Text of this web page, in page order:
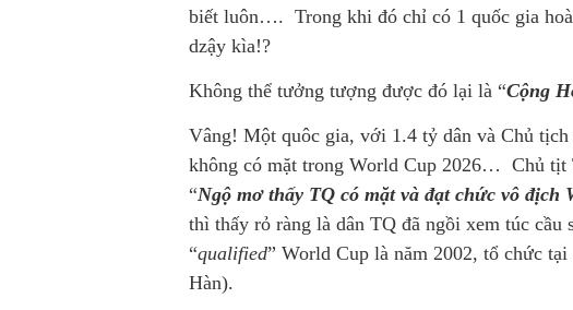
biết luôn…. Trong khi đó chỉ có 1 quốc gia
dzậy kìa!?
Không thể tưởng tượng được đó lại là “Cộng
Vâng! Một quôc gia, với 1.4 tỷ dân và Chủ
không có mặt trong World Cup 2026… Chủ tịt
“Ngộ mơ thấy TQ có mặt và đạt chức vô địch
thì thấy rỏ ràng là dân TQ đã ngồi xem túc
“qualified” World Cup là năm 2002, tổ chức
Hàn).